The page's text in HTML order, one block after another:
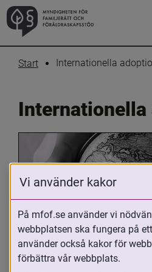
Start Internationella
Oavsett om du är
adoptivförälder eller
Vi använder kakor
På mfof.se använder vi
webbplatsen ska fungera på
använder också kakor för
förbättra vår webbplats.